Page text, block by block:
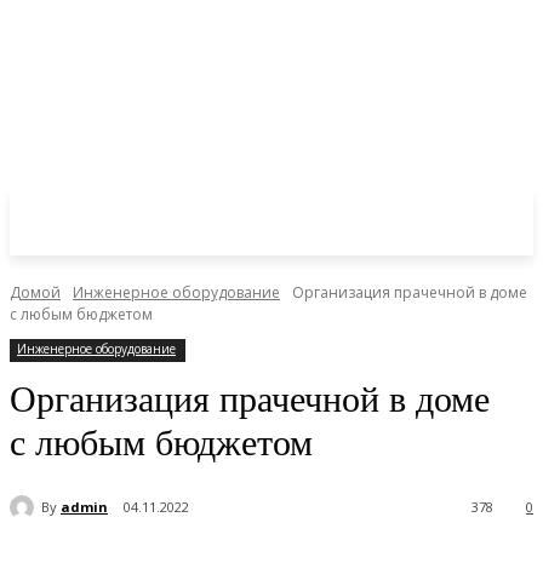
Домой Инженерное оборудование
Организация прачечной в доме
с любым бюджетом
Инженерное оборудование
Организация прачечной в доме
с любым бюджетом
By admin 04.11.2022 0
378